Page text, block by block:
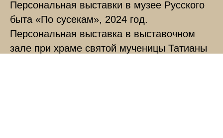
Персональная выставки в музее Русского
быта «По сусекам», 2024 год.
Персональная выставка в выставочном
зале при храме святой мученицы Татианы